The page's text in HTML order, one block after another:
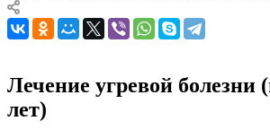
Лечение угревой болезни
лет)